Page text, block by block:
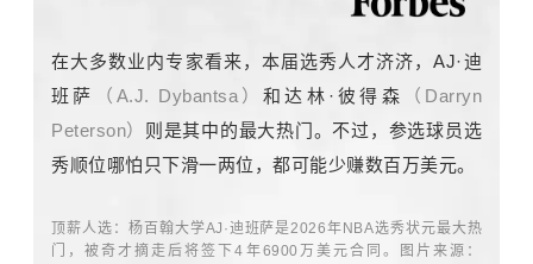
在大多数业内专家看来，本届选秀人才济济，AJ·迪
班萨
（A.J. Dybantsa） 和达林·彼得森
（Darryn
Peterson） 则是其中的最大热门。不过，参选球员选
秀顺位哪怕只下滑一两位，都可能少赚数百万美元。
顶薪人选：杨百翰大学AJ·迪班萨是2026年NBA选秀状元最大热
门，被奇才摘走后将签下4年6900万美元合同。图片来源：